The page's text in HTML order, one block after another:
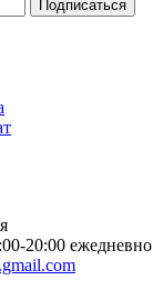
Подписаться
20:00 ежедневно